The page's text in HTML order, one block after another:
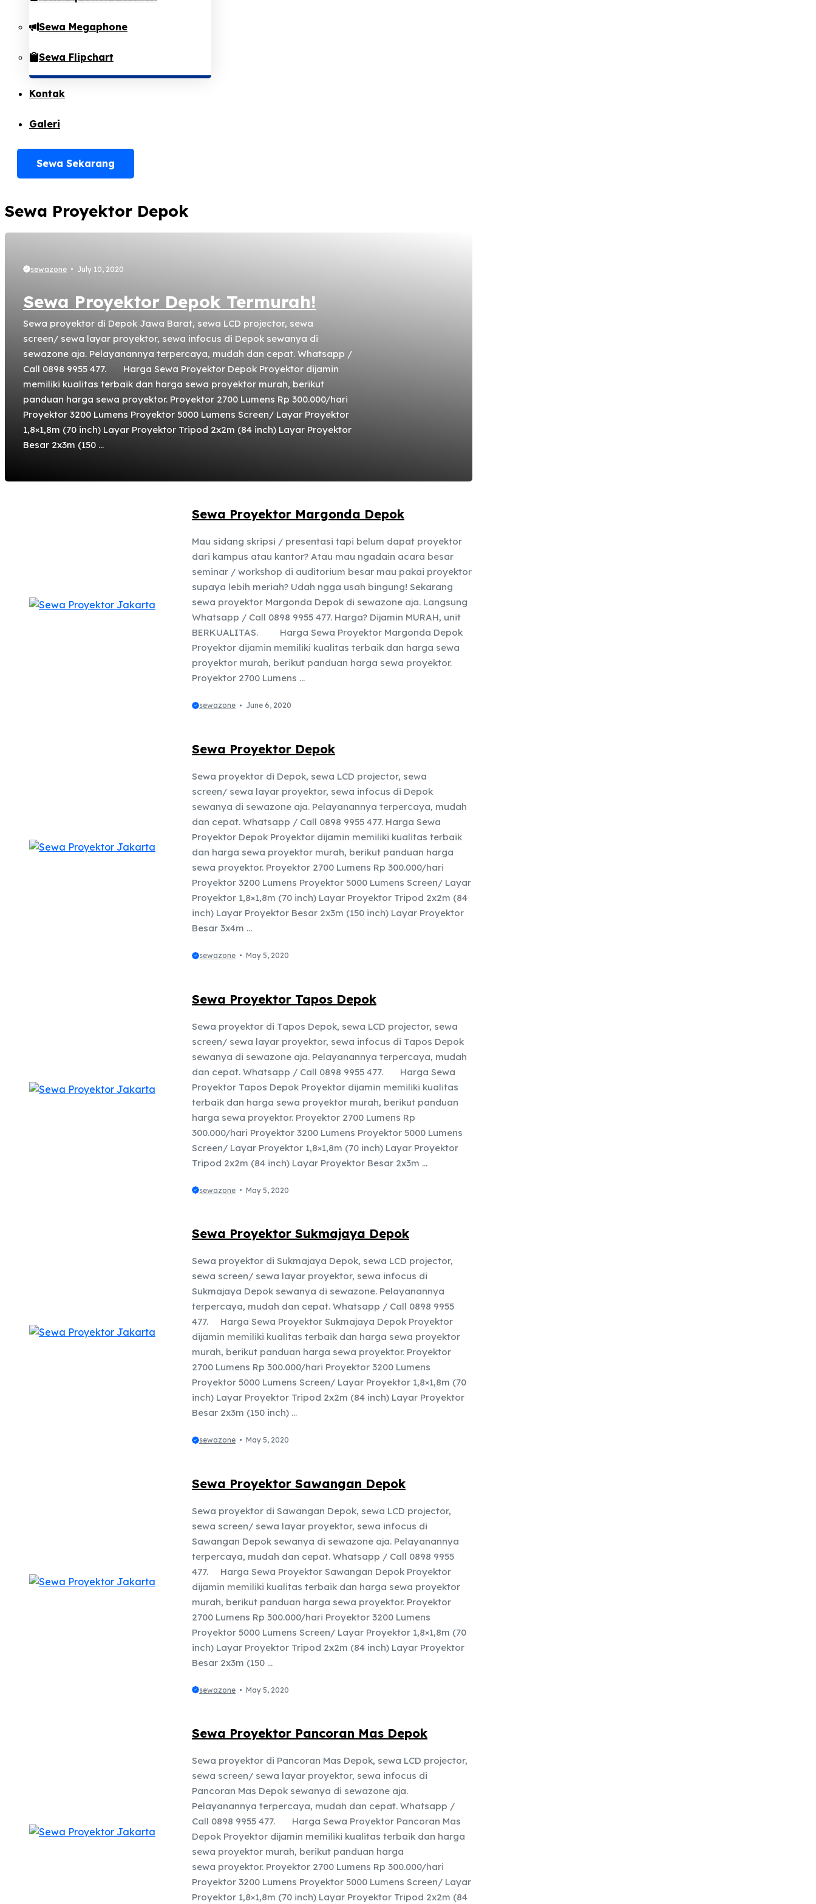
Sewa Megaphone
Sewa Flipchart
Kontak
Galeri
Sewa Sekarang
Sewa Proyektor Depok
sewazone July 10, 2020
Sewa Proyektor Depok Termurah!
Sewa proyektor di Depok Jawa Barat, sewa LCD projector, sewa
screen/ sewa layar proyektor, sewa infocus di Depok sewanya di
sewazone aja. Pelayanannya terpercaya, mudah dan cepat. Whatsapp /
Call 0898 9955 477. Harga Sewa Proyektor Depok Proyektor dijamin
memiliki kualitas terbaik dan harga sewa proyektor murah, berikut
panduan harga sewa proyektor. Proyektor 2700 Lumens Rp 300.000/hari
Proyektor 3200 Lumens Proyektor 5000 Lumens Screen/ Layar Proyektor
1,8×1,8m (70 inch) Layar Proyektor Tripod 2x2m (84 inch) Layar Proyektor
Besar 2x3m (150 ...
Sewa Proyektor Margonda Depok
Mau sidang skripsi / presentasi tapi belum dapat proyektor
dari kampus atau kantor? Atau mau ngadain acara besar
seminar / workshop di auditorium besar mau pakai proyektor
supaya lebih meriah? Udah ngga usah bingung! Sekarang
sewa proyektor Margonda Depok di sewazone aja. Langsung
Whatsapp / Call 0898 9955 477. Harga? Dijamin MURAH, unit
BERKUALITAS. Harga Sewa Proyektor Margonda Depok
Proyektor dijamin memiliki kualitas terbaik dan harga sewa
proyektor murah, berikut panduan harga sewa proyektor.
Proyektor 2700 Lumens ...
sewazone June 6, 2020
Sewa Proyektor Depok
Sewa proyektor di Depok, sewa LCD projector, sewa
screen/ sewa layar proyektor, sewa infocus di Depok
sewanya di sewazone aja. Pelayanannya terpercaya, mudah
dan cepat. Whatsapp / Call 0898 9955 477. Harga Sewa
Proyektor Depok Proyektor dijamin memiliki kualitas terbaik
dan harga sewa proyektor murah, berikut panduan harga
sewa proyektor. Proyektor 2700 Lumens Rp 300.000/hari
Proyektor 3200 Lumens Proyektor 5000 Lumens Screen/ Layar
Proyektor 1,8×1,8m (70 inch) Layar Proyektor Tripod 2x2m (84
inch) Layar Proyektor Besar 2x3m (150 inch) Layar Proyektor
Besar 3x4m ...
sewazone May 5, 2020
Sewa Proyektor Tapos Depok
Sewa proyektor di Tapos Depok, sewa LCD projector, sewa
screen/ sewa layar proyektor, sewa infocus di Tapos Depok
sewanya di sewazone aja. Pelayanannya terpercaya, mudah
dan cepat. Whatsapp / Call 0898 9955 477. Harga Sewa
Proyektor Tapos Depok Proyektor dijamin memiliki kualitas
terbaik dan harga sewa proyektor murah, berikut panduan
harga sewa proyektor. Proyektor 2700 Lumens Rp
300.000/hari Proyektor 3200 Lumens Proyektor 5000 Lumens
Screen/ Layar Proyektor 1,8×1,8m (70 inch) Layar Proyektor
Tripod 2x2m (84 inch) Layar Proyektor Besar 2x3m ...
sewazone May 5, 2020
Sewa Proyektor Sukmajaya Depok
Sewa proyektor di Sukmajaya Depok, sewa LCD projector,
sewa screen/ sewa layar proyektor, sewa infocus di
Sukmajaya Depok sewanya di sewazone. Pelayanannya
terpercaya, mudah dan cepat. Whatsapp / Call 0898 9955
477. Harga Sewa Proyektor Sukmajaya Depok Proyektor
dijamin memiliki kualitas terbaik dan harga sewa proyektor
murah, berikut panduan harga sewa proyektor. Proyektor
2700 Lumens Rp 300.000/hari Proyektor 3200 Lumens
Proyektor 5000 Lumens Screen/ Layar Proyektor 1,8×1,8m (70
inch) Layar Proyektor Tripod 2x2m (84 inch) Layar Proyektor
Besar 2x3m (150 inch) ...
sewazone May 5, 2020
Sewa Proyektor Sawangan Depok
Sewa proyektor di Sawangan Depok, sewa LCD projector,
sewa screen/ sewa layar proyektor, sewa infocus di
Sawangan Depok sewanya di sewazone aja. Pelayanannya
terpercaya, mudah dan cepat. Whatsapp / Call 0898 9955
477. Harga Sewa Proyektor Sawangan Depok Proyektor
dijamin memiliki kualitas terbaik dan harga sewa proyektor
murah, berikut panduan harga sewa proyektor. Proyektor
2700 Lumens Rp 300.000/hari Proyektor 3200 Lumens
Proyektor 5000 Lumens Screen/ Layar Proyektor 1,8×1,8m (70
inch) Layar Proyektor Tripod 2x2m (84 inch) Layar Proyektor
Besar 2x3m (150 ...
sewazone May 5, 2020
Sewa Proyektor Pancoran Mas Depok
Sewa proyektor di Pancoran Mas Depok, sewa LCD projector,
sewa screen/ sewa layar proyektor, sewa infocus di
Pancoran Mas Depok sewanya di sewazone aja.
Pelayanannya terpercaya, mudah dan cepat. Whatsapp /
Call 0898 9955 477. Harga Sewa Proyektor Pancoran Mas
Depok Proyektor dijamin memiliki kualitas terbaik dan harga
sewa proyektor murah, berikut panduan harga
sewa proyektor. Proyektor 2700 Lumens Rp 300.000/hari
Proyektor 3200 Lumens Proyektor 5000 Lumens Screen/ Layar
Proyektor 1,8×1,8m (70 inch) Layar Proyektor Tripod 2x2m (84